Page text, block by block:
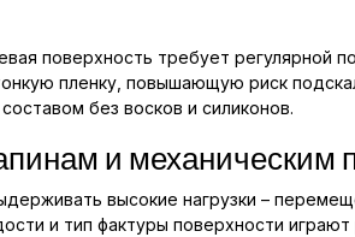
поверхность требует регулярной
пленку, повышающую риск
без восков и силиконов.
и механическим
высокие нагрузки –
и тип фактуры поверхности